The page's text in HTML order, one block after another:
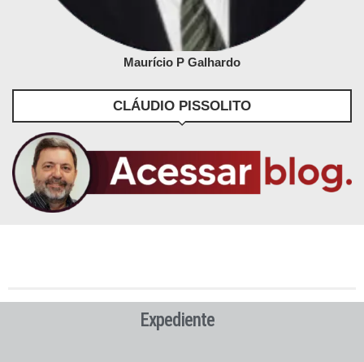
Maurício P Galhardo
CLÁUDIO PISSOLITO
Expediente